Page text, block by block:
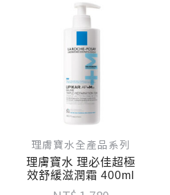
理膚寶水全產品系列
理膚寶水 理必佳超極
效舒緩滋潤霜 400ml